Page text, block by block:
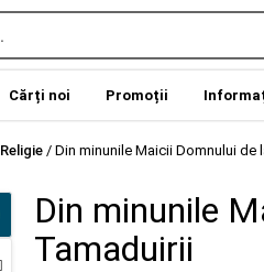
Cărți noi Promoții
Religie / Din minunile Maicii Domnului de
Din minunile
Tamaduirii